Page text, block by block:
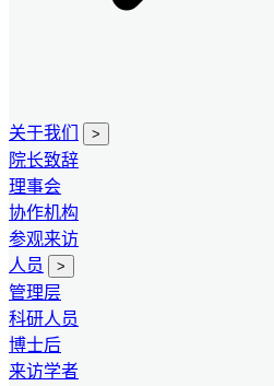
关于我们 >
院长致辞
理事会
协作机构
参观来访
人员
>
管理层
科研人员
博士后
来访学者